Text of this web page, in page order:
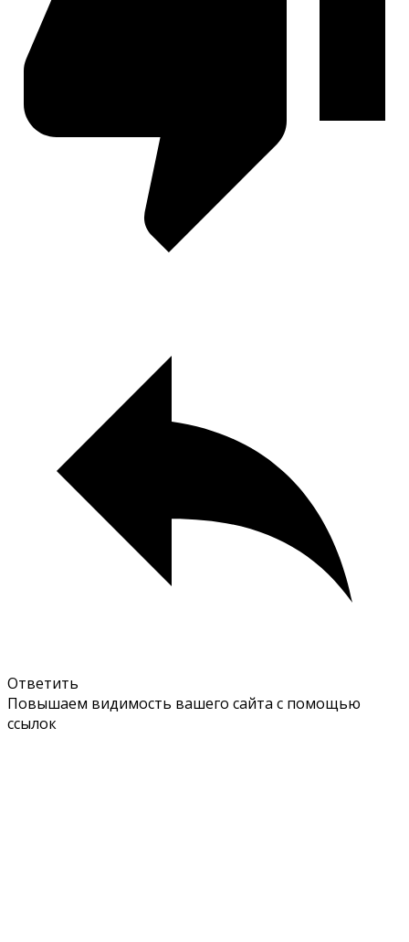
Ответить
Повышаем видимость вашего сайта с помощью
ссылок